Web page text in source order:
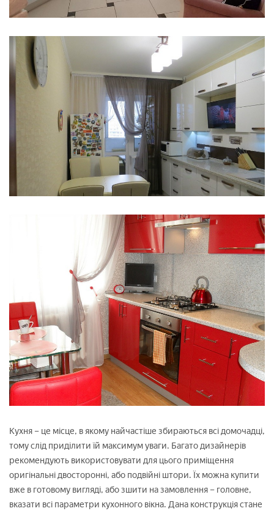
Кухня – це місце, в якому найчастіше збираються всі домочадці,
тому слід приділити їй максимум уваги. Багато дизайнерів
рекомендують використовувати для цього приміщення
оригінальні двосторонні, або подвійні штори. Їх можна купити
вже в готовому вигляді, або зшити на замовлення – головне,
вказати всі параметри кухонного вікна. Дана конструкція стане